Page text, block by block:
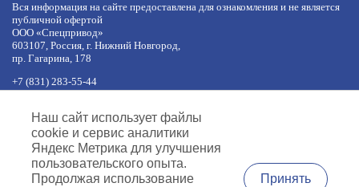
Вся информация на сайте предоставлена для ознакомления и не является
публичной офертой
ООО «Спецпривод»
603107, Россия, г. Нижний Новгород,
пр. Гагарина, 178
+7 (831) 283-55-44
+7 (977) 422-66-54
обед с 12:30 до 13:30
info@specprivod.com
Вопросы, предложения?
Напишите нам
Наш сайт использует файлы
cookie и сервис аналитики
Яндекс Метрика для улучшения
пользовательского опыта.
Продолжая использование
Принять